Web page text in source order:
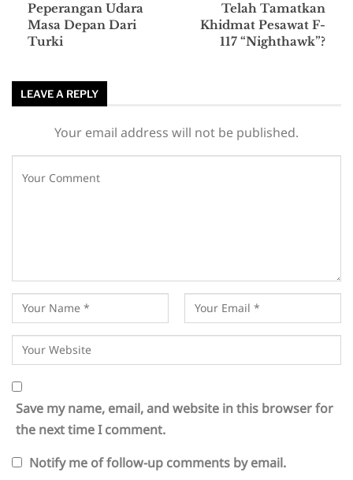
Peperangan Udara
Masa Depan Dari
Turki
Telah Tamatkan
Khidmat Pesawat F-
117 “Nighthawk”?
LEAVE A REPLY
Your email address will not be published.
Save my name, email, and website in this browser for
the next time I comment.
Notify me of follow-up comments by email.